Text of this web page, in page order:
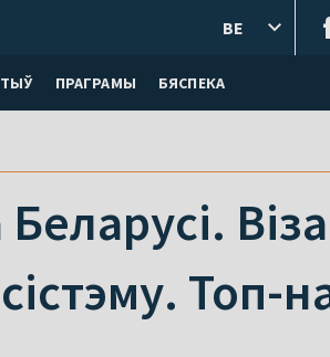
ПРАГРАМЫ БЯСПЕКА
BE
Топ-